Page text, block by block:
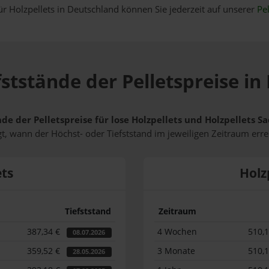
Holzpellets in Deutschland können Sie jederzeit auf unserer
der Pelletspreise in
der Pelletspreise für lose Holzpellets und Holzpellets
wann der Höchst- oder Tiefststand im jeweiligen Zeitraum
Tiefststand
387,34 €
08.07.2026
359,52 € 28.05.2026
Zeitraum
4 Wochen
3 Monate